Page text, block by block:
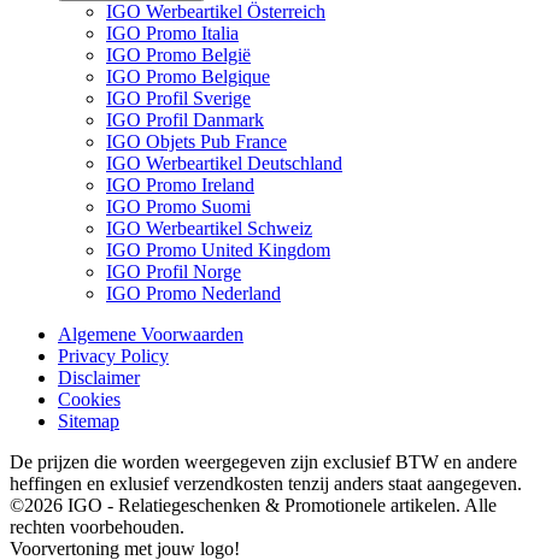
IGO Werbeartikel Österreich
IGO Promo Italia
IGO Promo België
IGO Promo Belgique
IGO Profil Sverige
IGO Profil Danmark
IGO Objets Pub France
IGO Werbeartikel Deutschland
IGO Promo Ireland
IGO Promo Suomi
IGO Werbeartikel Schweiz
IGO Promo United Kingdom
IGO Profil Norge
IGO Promo Nederland
Algemene Voorwaarden
Privacy Policy
Disclaimer
Cookies
Sitemap
De prijzen die worden weergegeven zijn exclusief BTW en andere
heffingen en exlusief verzendkosten tenzij anders staat aangegeven.
©2026 IGO - Relatiegeschenken & Promotionele artikelen. Alle
rechten voorbehouden.
Voorvertoning met jouw logo!